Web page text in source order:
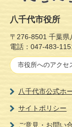
八千代市役所
〒276-8501 千葉
電話：047-483-
市役所へのアクセ
八千代市公式ホ
サイトポリシー
ご意見・お問い